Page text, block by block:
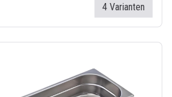
4 Varianten